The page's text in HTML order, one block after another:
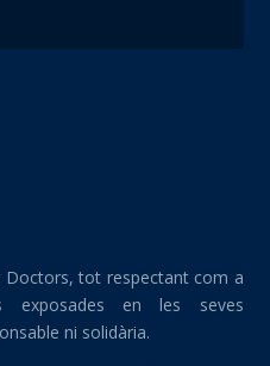
Doctors, tot respectant com a
exposades en les seves
ni solidària.